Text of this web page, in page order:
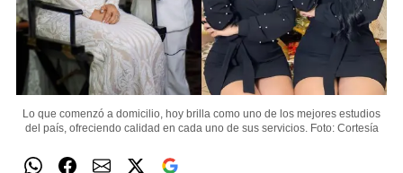
Lo que comenzó a domicilio, hoy brilla como uno de los mejores estudios
del país, ofreciendo calidad en cada uno de sus servicios. Foto: Cortesía